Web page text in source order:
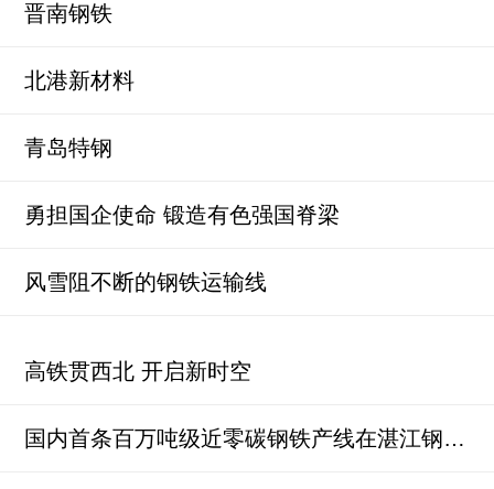
晋南钢铁
北港新材料
青岛特钢
勇担国企使命 锻造有色强国脊梁
风雪阻不断的钢铁运输线
高铁贯西北 开启新时空
国内首条百万吨级近零碳钢铁产线在湛江钢铁全线贯通